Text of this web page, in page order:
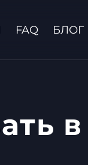
FAQ БЛОГ